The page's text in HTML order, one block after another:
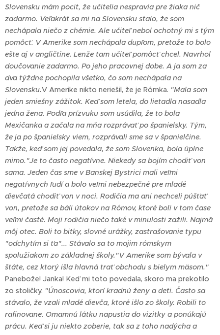
Slovensku mám pocit, že učitelia nespravia pre žiaka nič
zadarmo. Veľakrát sa mi na Slovensku stalo, že som
nechápala niečo z chémie. Ale učiteľ nebol ochotný mi s tým
pomôcť. V Amerike som nechápala dupľom, pretože to bolo
ešte aj v angličtine. Lenže tam učiteľ pomôcť chcel. Navrhol
doučovanie zadarmo. Po jeho pracovnej dobe. A ja som za
dva týždne pochopila všetko, čo som nechápala na
Slovensku.V Amerike nikto neriešil, že je Rómka. "Mala som
jeden smiešny zážitok. Keď som letela, do lietadla nasadla
jedna žena. Podľa prízvuku som usúdila, že to bola
Mexičanka a začala na mňa rozprávať po španielsky. Tým,
že ja po španielsky viem, rozprávali sme sa v španielčine.
Takže, keď som jej povedala, že som Slovenka, bola úplne
mimo. "Je to často negatívne. Niekedy sa bojím chodiť von
sama. Jeden čas sme v Banskej Bystrici mali veľmi
negatívnych ľudí a bolo veľmi nebezpečné pre mladé
dievčatá chodiť von v noci. Rodičia ma ani nechceli púšťať
von, pretože sa báli útokov na Rómov, ktoré boli v tom čase
veľmi časté. Moji rodičia niečo také v minulosti zažili. Najmä
môj otec. Boli to bitky, slovné urážky, zastrašovanie typu
"odchytím si ťa"... Stávalo sa to mojim rómskym
spolužiakom zo základnej školy. "V Amerike som bývala v
štáte, cez ktorý išla hlavná trať obchodu s bielym mäsom."
Panebože! Janka! Keď mi toto povedala, skoro ma prekotilo
zo stoličky. "Únoscovia, ktorí kradnú ženy a deti. Často sa
stávalo, že vzali mladé dievča, ktoré išlo zo školy. Robili to
rafinovane. Omamnú látku napustia do vizitky a ponúkajú
prácu. Keď si ju niekto zoberie, tak sa z toho nadýcha a